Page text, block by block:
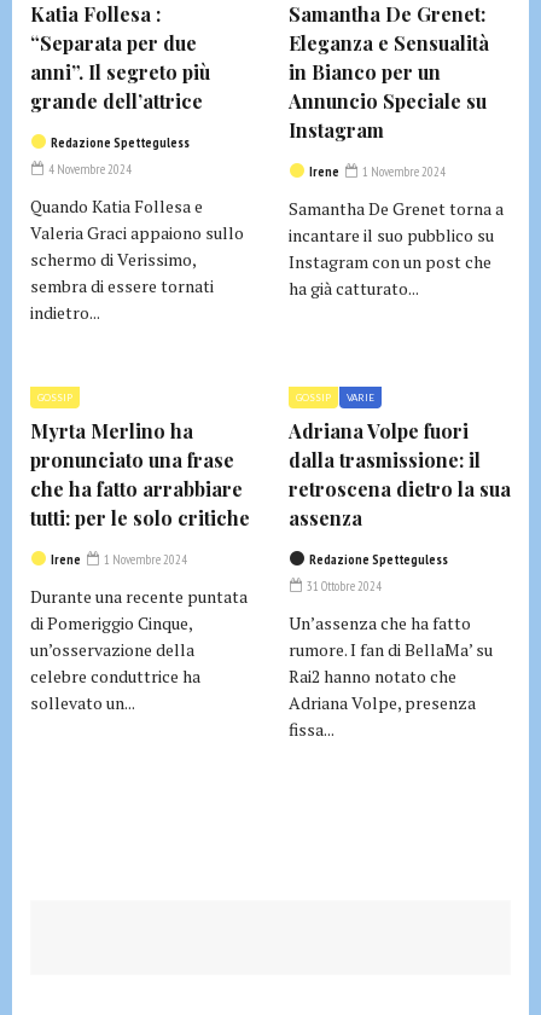
Katia Follesa :
“Separata per due
anni”. Il segreto più
grande dell’attrice
Redazione Spetteguless
4 Novembre 2024
Quando Katia Follesa e
Valeria Graci appaiono sullo
schermo di Verissimo,
sembra di essere tornati
indietro...
Samantha De Grenet:
Eleganza e Sensualità
in Bianco per un
Annuncio Speciale su
Instagram
Irene 1 Novembre 2024
Samantha De Grenet torna a
incantare il suo pubblico su
Instagram con un post che
ha già catturato...
GOSSIP
Myrta Merlino ha
pronunciato una frase
che ha fatto arrabbiare
tutti: per le solo critiche
Irene 1 Novembre 2024
Durante una recente puntata
di Pomeriggio Cinque,
un’osservazione della
celebre conduttrice ha
sollevato un...
GOSSIP VARIE
Adriana Volpe fuori
dalla trasmissione: il
retroscena dietro la sua
assenza
Redazione Spetteguless
31 Ottobre 2024
Un’assenza che ha fatto
rumore. I fan di BellaMa’ su
Rai2 hanno notato che
Adriana Volpe, presenza
fissa...